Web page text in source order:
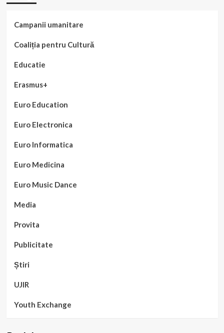
Campanii umanitare
Coaliția pentru Cultură
Educatie
Erasmus+
Euro Education
Euro Electronica
Euro Informatica
Euro Medicina
Euro Music Dance
Media
Provita
Publicitate
Știri
UJIR
Youth Exchange